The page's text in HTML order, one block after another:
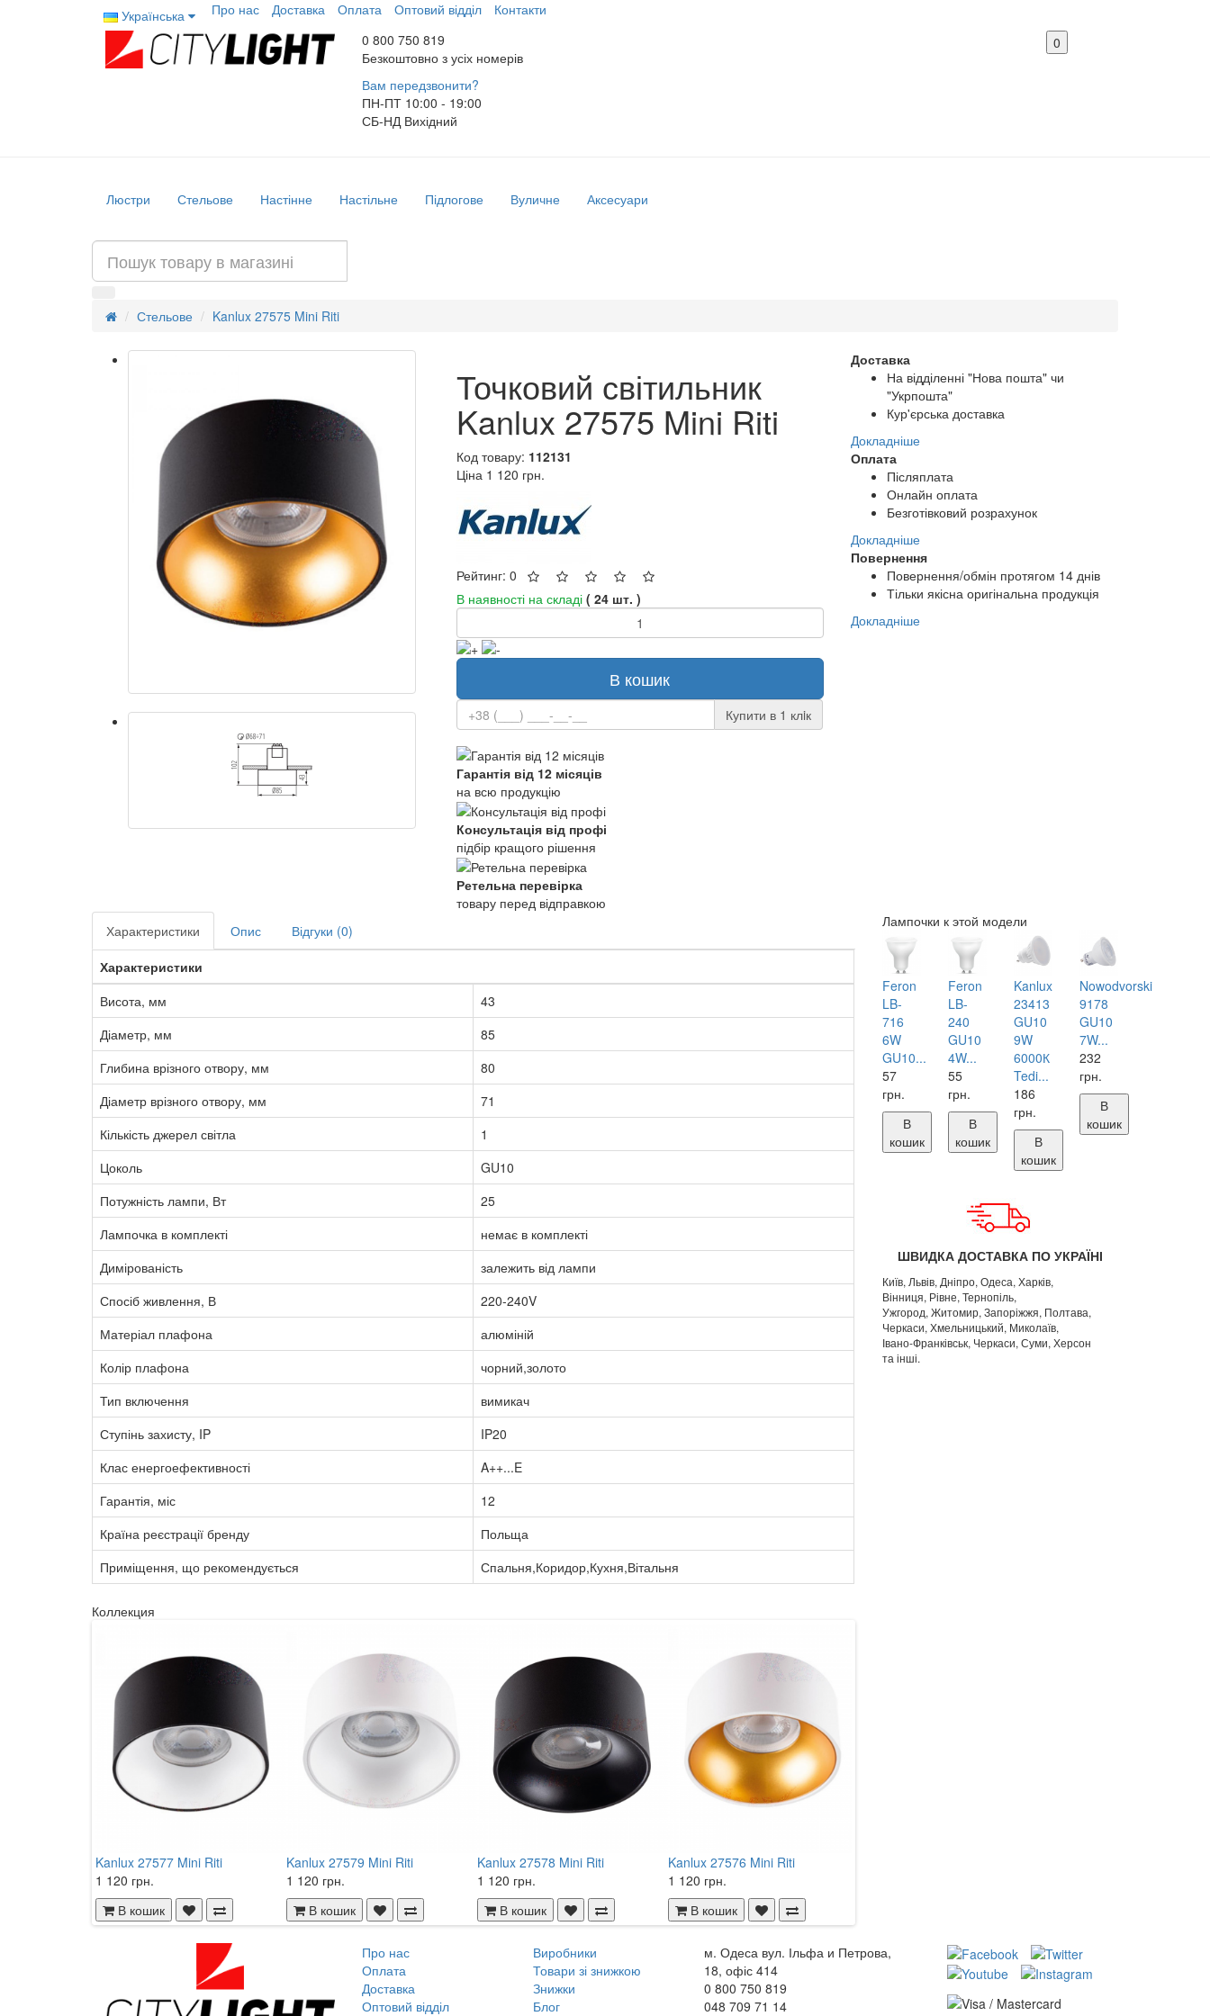
Українська Про нас Доставка Оплата Оптовий відділ
Контакти
0 800 750 819
Безкоштовно з усіх номерів
Вам передзвонити?
ПН-ПТ 10:00 - 19:00
СБ-НДВихідний
0
Люстри Стельове Настінне Настільне Підлогове Вуличне Аксесуари
Стельове Kanlux 27575 Mini Riti
Точковий світильник
Kanlux 27575 Mini Riti
Код товару: 112131
Ціна 1 120 грн.
Рейтинг: 0
В наявності на складі ( 24 шт. )
В кошик
Купити в 1 клiк
Доставка
На відділенні "Нова пошта" чи
"Укрпошта"
Кур'єрська доставка
Докладніше
Оплата
Післяплата
Онлайн оплата
Безготівковий розрахунок
Докладніше
Повернення
Повернення/обмін протягом 14 днів
Тільки якісна оригінальна продукція
Докладніше
Гарантія від 12 місяців
на всю продукцію
Консультація від профі
підбір кращого рішення
Ретельна перевірка
товару перед відправкою
Характеристики
Опис
Відгуки (0)
Характеристики
Висота, мм
43
Діаметр, мм
85
Глибина врізного отвору, мм
80
Діаметр врізного отвору, мм
71
Кількість джерел світла
1
Цоколь
GU10
Потужність лампи, Вт
25
Лампочка в комплекті
немає в комплекті
Димірованість
залежить від лампи
Спосіб живлення, В
220-240V
Матеріал плафона
алюміній
Колір плафона
чорний,золото
Тип включення
вимикач
Ступінь захисту, IP
IP20
Клас енергоефективності
A++...E
Гарантія, міс
12
Країна реєстрації бренду
Польща
Приміщення, що рекомендується
Спальня,Коридор,Кухня,Вітальня
Коллекция
Kanlux 27577 Mini Riti
1 120 грн.
В кошик
Kanlux 27579 Mini Riti
1 120 грн.
В кошик
Kanlux 27578 Mini Riti
1 120 грн.
В кошик
Kanlux 27576 Mini Riti
1 120 грн.
В кошик
Лампочки к этой модели
Feron
LB-
716
6W
GU10...
57
грн.
В
кошик
Feron
LB-
240
GU10
4W...
55
грн.
В
кошик
Kanlux
23413
GU10
9W
6000К
Tedi...
186
грн.
В
кошик
Nowodvorski
9178
GU10
7W...
232
грн.
В
кошик
ШВИДКА ДОСТАВКА ПО УКРАЇНІ
Київ, Львів, Дніпро, Одеса, Харків,
Вінниця, Рівне, Тернопіль,
Ужгород, Житомир, Запоріжжя, Полтава,
Черкаси, Хмельницький, Миколаїв,
Івано-Франківськ, Черкаси, Суми, Херсон
та інші.
Про нас
Оплата
Доставка
Оптовий відділ
Виробники
Товари зі знижкою
Знижки
Блог
м. Одеса вул. Ільфа и Петрова,
18, офіс 414
0 800 750 819
048 709 71 14